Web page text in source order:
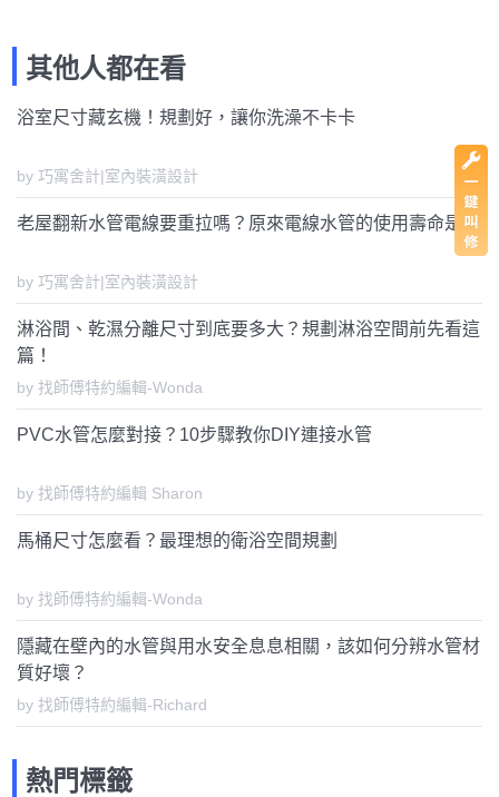
其他人都在看
浴室尺寸藏玄機！規劃好，讓你洗澡不卡卡
by 巧寓舍計|室內裝潢設計
老屋翻新水管電線要重拉嗎？原來電線水管的使用壽命是...
by 巧寓舍計|室內裝潢設計
淋浴間、乾濕分離尺寸到底要多大？規劃淋浴空間前先看這
篇！
by 找師傅特約編輯-Wonda
PVC水管怎麼對接？10步驟教你DIY連接水管
by 找師傅特約編輯 Sharon
馬桶尺寸怎麼看？最理想的衛浴空間規劃
by 找師傅特約編輯-Wonda
隱藏在壁內的水管與用水安全息息相關，該如何分辨水管材
質好壞？
by 找師傅特約編輯-Richard
熱門標籤